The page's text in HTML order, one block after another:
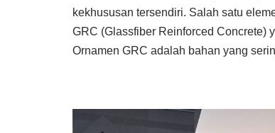
kekhususan tersendiri. Salah satu
GRC (Glassfiber Reinforced Concrete)
Ornamen GRC adalah bahan yang